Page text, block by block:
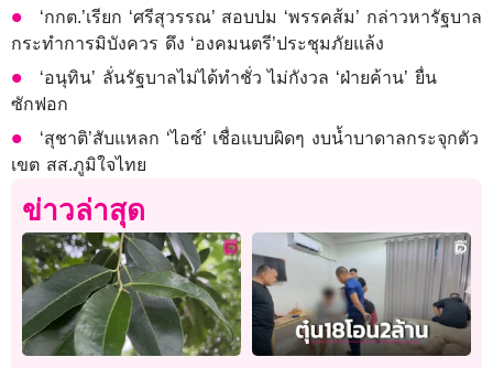
‘กกต.’เรียก ‘ศรีสุวรรณ’ สอบปม ‘พรรคส้ม’ กล่าวหารัฐบาล
กระทำการมิบังควร ดึง ‘องคมนตรี’ประชุมภัยแล้ง
‘อนุทิน’ ลั่นรัฐบาลไม่ได้ทำชั่ว ไม่กังวล ‘ฝ่ายค้าน’ ยื่น
ซักฟอก
‘สุชาติ’สับแหลก ‘ไอซ์’ เชื่อแบบผิดๆ งบน้ำบาดาลกระจุกตัว
เขต สส.ภูมิใจไทย
ข่าวล่าสุด